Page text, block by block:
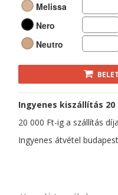
Melissa
Nero
Neutro
Ingyenes kiszállítás
20 000 Ft-ig a szállítás
Ingyenes átvétel